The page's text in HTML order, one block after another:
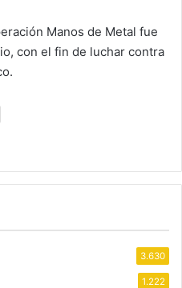
Manos de Metal fue
con el fin de luchar contra
3.630
1.222